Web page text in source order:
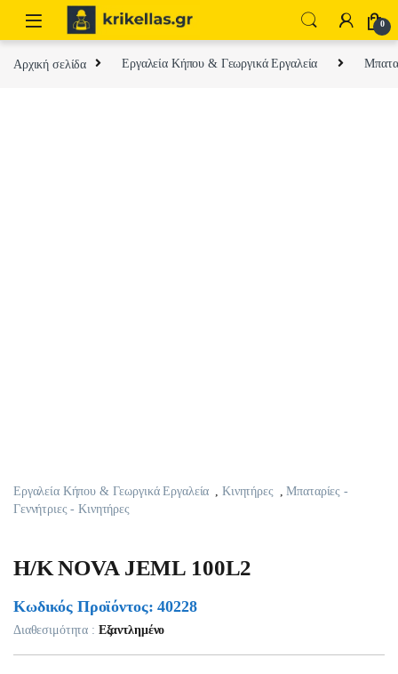
Skip to navigation
Skip to content
0
Αρχική σελίδα Εργαλεία Κήπου & Γεωργικά Εργαλεία
Εργαλεία Κήπου & Γεωργικά Εργαλεία Κινητήρες ,Μπαταρίες -
Γεννήτριες - Κινητήρες
H/K NOVA JEML 100L2
Κωδικός Προϊόντος: 40228
Διαθεσιμότητα : Εξαντλημένο